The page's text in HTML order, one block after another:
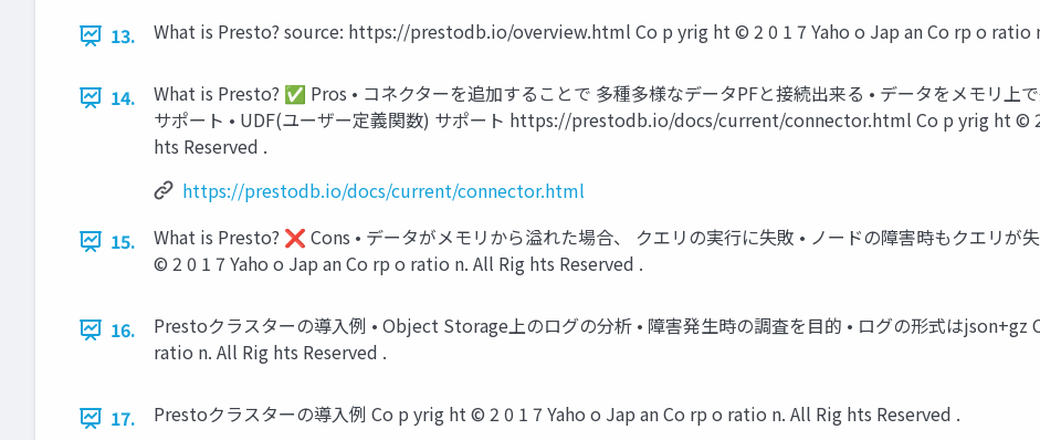
13.
What is Presto? source: https://prestodb.io/overview.html Co p yrig ht © 2 0 1 7 Yaho o Jap an Co rp o ratio
14.
What is Presto? ✅ Pros • コネクターを追加することで 多種多様なデータPFと接続出来る • データをメモリ上
サポート • UDF(ユーザー定義関数) サポート https://prestodb.io/docs/current/connector.html Co p yrig ht ©
hts Reserved .
https://prestodb.io/docs/current/connector.html
15.
What is Presto? ❌ Cons • データがメモリから溢れた場合、 クエリの実行に失敗 • ノードの障害時もクエリが
© 2 0 1 7 Yaho o Jap an Co rp o ratio n. All Rig hts Reserved .
16.
Prestoクラスターの導入例 • Object Storage上のログの分析 • 障害発生時の調査を目的 • ログの形式は
ratio n. All Rig hts Reserved .
17. Prestoクラスターの導入例 Co p yrig ht © 2 0 1 7 Yaho o Jap an Co rp o ratio n. All Rig hts Reserved .